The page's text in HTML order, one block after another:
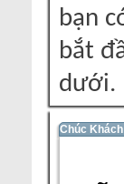
bạn
bắt
dưới.
Chúc